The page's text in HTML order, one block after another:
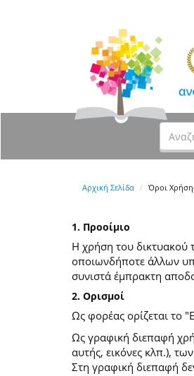
Αρχική Σελίδα Όροι
1. Προοίμιο
Η χρήση του δικτυακού
οποιωνδήποτε άλλων
συνιστά έμπρακτη
2. Ορισμοί
Ως φορέας ορίζεται το
Ως γραφική διεπαφή
αυτής, εικόνες κλπ.),
Στη γραφική διεπαφή